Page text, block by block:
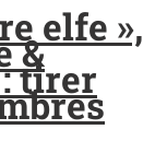
elfe »,
&
tirer